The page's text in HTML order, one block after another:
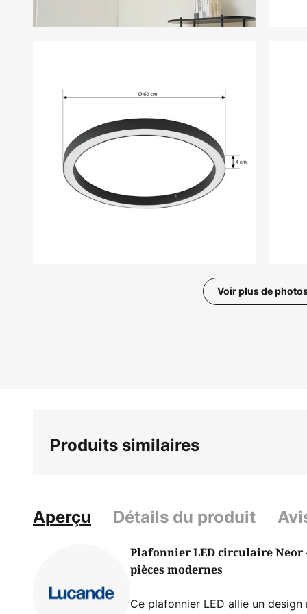
Voir plus de
Produits similaires
Aperçu Détails du produit
Plafonnier LED circulaire
pièces modernes
Ce plafonnier LED allie un